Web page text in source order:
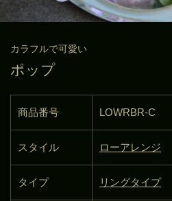
カラフルで可愛い
ポップ
商品番号 LOWRBR-C
スタイル ローアレンジ
タイプ リングタイプ